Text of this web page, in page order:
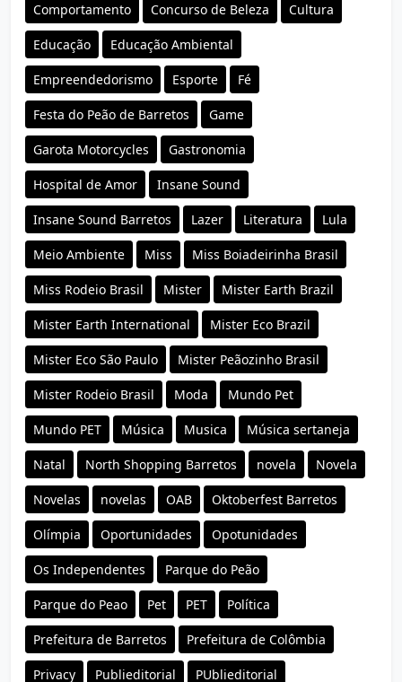
Comportamento Concurso de Beleza Cultura
Educação Educação Ambiental
Empreendedorismo Esporte Fé
Festa do Peão de Barretos Game
Garota Motorcycles Gastronomia
Hospital de Amor Insane Sound
Insane Sound Barretos Lazer Literatura Lula
Meio Ambiente Miss Miss Boiadeirinha Brasil
Miss Rodeio Brasil Mister Mister Earth Brazil
Mister Earth International Mister Eco Brazil
Mister Eco São Paulo Mister Peãozinho Brasil
Mister Rodeio Brasil Moda Mundo Pet
Mundo PET Música Musica Música sertaneja
Natal North Shopping Barretos novela Novela
Novelas novelas OAB Oktoberfest Barretos
Olímpia Oportunidades Opotunidades
Os Independentes Parque do Peão
Parque do Peao Pet PET Política
Prefeitura de Barretos Prefeitura de Colômbia
Privacy Publieditorial PUblieditorial